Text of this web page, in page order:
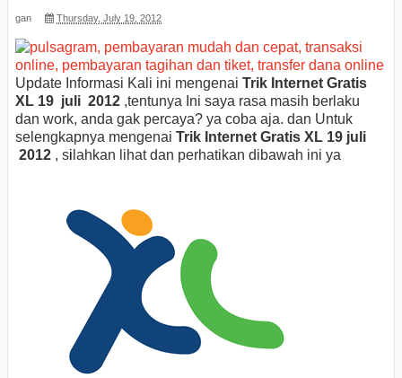
gan Thursday, July 19, 2012
Update Informasi Kali ini mengenai Trik Internet Gratis
XL 19 juli 2012 ,tentunya Ini saya rasa masih berlaku
dan work, anda gak percaya? ya coba aja. dan Untuk
selengkapnya mengenai Trik Internet Gratis XL 19 juli
2012 , si lahkan lihat dan perhatikan dibawah ini ya